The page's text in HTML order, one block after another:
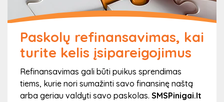
3
Po registracijos užpildykite paraišką ir
spauskite „Teikti paraišką“
Užpildžius pageidaujamas sumas ir terminus – turėsite
Paskolų refinansavimas, kai
turite kelis įsipareigojimus
Refinansavimas gali būti puikus sprendimas
tiems, kurie nori sumažinti savo finansinę naštą
arba geriau valdyti savo paskolas. SMSPinigai.lt